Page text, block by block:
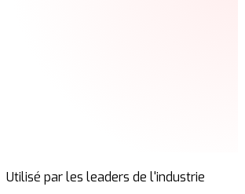
Utilisé par les leaders de l'industrie